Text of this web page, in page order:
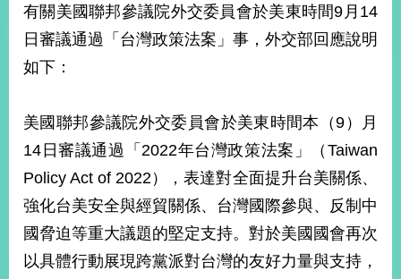
經
濟
日
不
台
海
平
護
照
回
有關美國聯邦參議院外交委員會於美東時間9月14
日審議通過「台灣政策法案」事，外交部回應說明
如下：
美國聯邦參議院外交委員會於美東時間本（9）月
14日審議通過「2022年台灣政策法案」（Taiwan
Policy Act of 2022），表達對全面提升台美關係、
強化台美安全與經貿關係、台灣國際參與、反制中
國脅迫等重大議題的堅定支持。對於美國國會再次
以具體行動展現跨黨派對台灣的友好力量與支持，